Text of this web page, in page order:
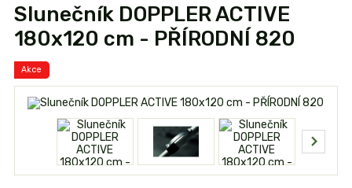
Slunečník DOPPLER ACTIVE
180x120 cm - PŘÍRODNÍ 820
Akce